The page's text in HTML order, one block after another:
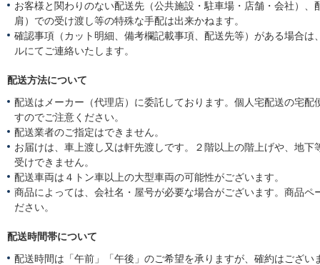
お客様と関わりのない配送先（公共施設・駐車場・店舗・会社）、
肩）での受け渡し等の特殊な手配は出来かねます。
確認事項（カット明細、備考欄記載事項、配送先等）がある場合は
ルにてご連絡いたします。
配送方法について
配送はメーカー（代理店）に委託しております。個人宅配送の宅配
すのでご注意ください。
配送業者のご指定はできません。
お届けは、車上渡し又は軒先渡しです。２階以上の階上げや、地下
受けできません。
配送車両は４トン車以上の大型車両の可能性がございます。
商品によっては、会社名・屋号が必要な場合がございます。商品ペ
ださい。
配送時間帯について
配送時間は「午前」「午後」のご希望を承りますが、確約はござい